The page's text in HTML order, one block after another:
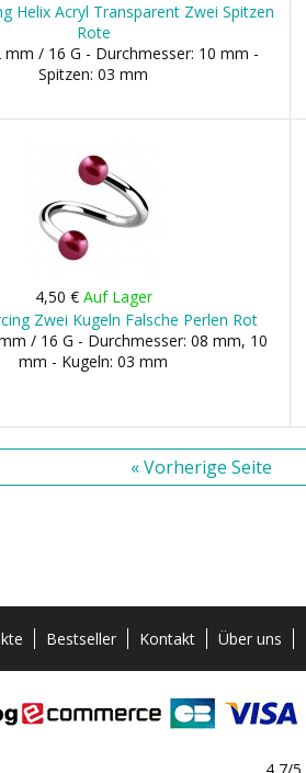
Helix Acryl Transparent Zwei Spitzen
Rote
mm / 16 G - Durchmesser: 10 mm -
Spitzen: 03 mm
4,50 € Auf Lager
Zwei Kugeln Falsche Perlen Rot
/ 16 G - Durchmesser: 08 mm, 10
mm - Kugeln: 03 mm
« Vorherige Seite
Bestseller Kontakt Über uns